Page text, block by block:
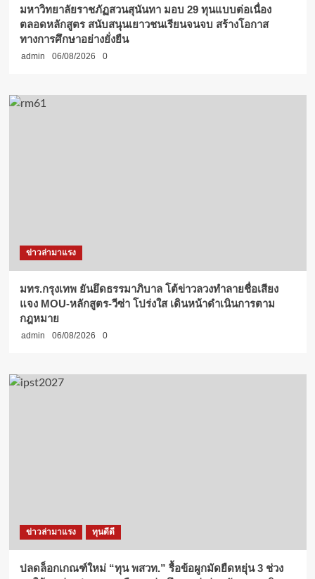
มหาวิทยาลัยราชภัฏสวนสุนันทา มอบ 29 ทุนแบบต่อเนื่อง
ตลอดหลักสูตร สนับสนุนเยาวชนเรียนจนจบ สร้างโอกาส
ทางการศึกษาอย่างยั่งยืน
admin 06/08/2026 0
ข่าวล่ามาแรง
มทร.กรุงเทพ ยันยึดธรรมาภิบาล โต้ข่าวลวงทำลายชื่อเสียง
แจง MOU-หลักสูตร-วีซ่า โปร่งใส เดินหน้าดำเนินการตาม
กฎหมาย
admin 06/08/2026 0
ข่าวล่ามาแรง ทุนดีดี
ปลดล็อกเกณฑ์ใหม่ “ทุน พสวท.” รื้อข้อผูกมัดยืดหยุ่น 3 ช่วง